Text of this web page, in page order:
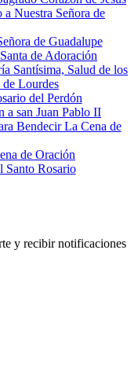
y recibir notificaciones